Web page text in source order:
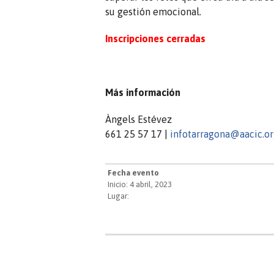
su gestión emocional.
Inscripciones cerradas
Más información
Àngels Estévez
661 25 57 17 |
Fecha evento
Inicio: 4 abril, 2023
Lugar: